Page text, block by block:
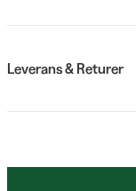
Leverans & Returer